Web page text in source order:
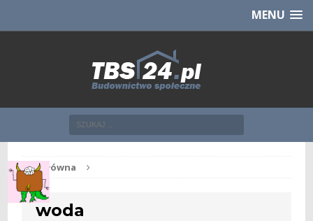
CHCĘ [klik]MENU
Str. główna
woda